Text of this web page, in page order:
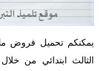
يمكنكم تحميل فروض
الثالث ابتدائي من